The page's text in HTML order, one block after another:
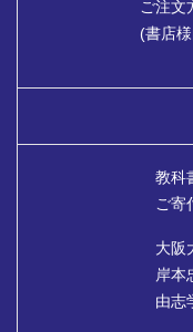
ご注文
(書店
教科
ご寄
大阪
岸本
由志